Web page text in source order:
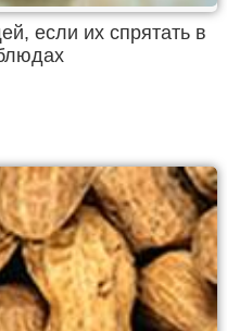
если их спрятать в